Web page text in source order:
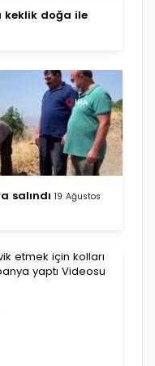
keklik doğa ile
salındı 19 Ağustos